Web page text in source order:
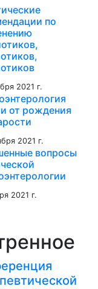
по
2021 г.
от рождения
2021 г.
вопросы
2021 г.